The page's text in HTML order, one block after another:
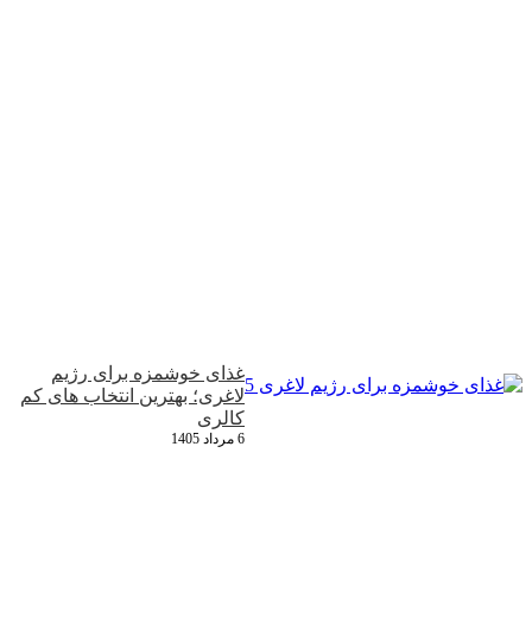
غذای خوشمزه برای رژیم
لاغری؛ بهترین انتخاب‌ های کم‌
کالری
6 مرداد 1405